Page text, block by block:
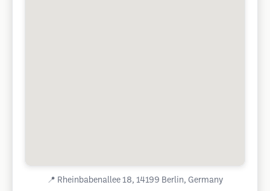
📍 Rheinbabenallee 18, 14199 Berlin, Germany